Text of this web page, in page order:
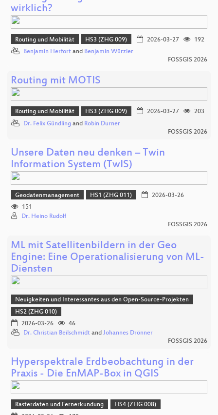
wirklich?
Routing und Mobilität HS3 (ZHG 009) 2026-03-27
192
Benjamin Herfort and Benjamin Würzler
FOSSGIS 2026
Routing mit MOTIS
Routing und Mobilität HS3 (ZHG 009) 2026-03-27
203
Dr. Felix Gündling and Robin Durner
FOSSGIS 2026
Unsere Daten neu denken – Twin
Information System (TwIS)
Geodatenmanagement HS1 (ZHG 011)
2026-03-26
151
Dr. Heino Rudolf
FOSSGIS 2026
ML mit Satellitenbildern in der Geo
Engine: Eine Operationalisierung von ML-
Diensten
Neuigkeiten und Interessantes aus den Open-Source-Projekten
HS2 (ZHG 010)
2026-03-26
46
Dr. Christian Beilschmidt and Johannes Drönner
FOSSGIS 2026
Hyperspektrale Erdbeobachtung in der
Praxis - Die EnMAP-Box in QGIS
Rasterdaten und Fernerkundung
HS4 (ZHG 008)